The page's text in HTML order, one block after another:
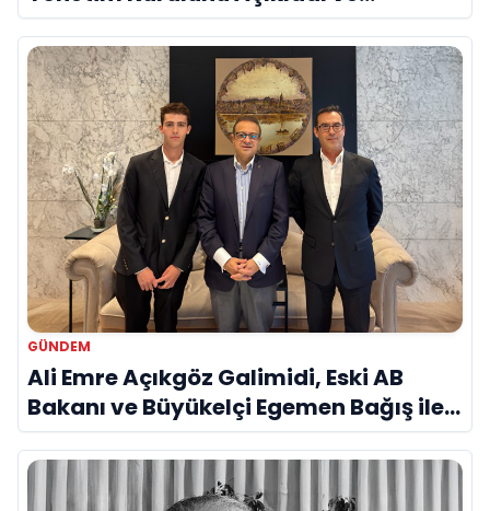
Savunma Sanayinde Küresel Vizyon
Vurgusu
GÜNDEM
Ali Emre Açıkgöz Galimidi, Eski AB
Bakanı ve Büyükelçi Egemen Bağış ile
Bir Araya Geldi